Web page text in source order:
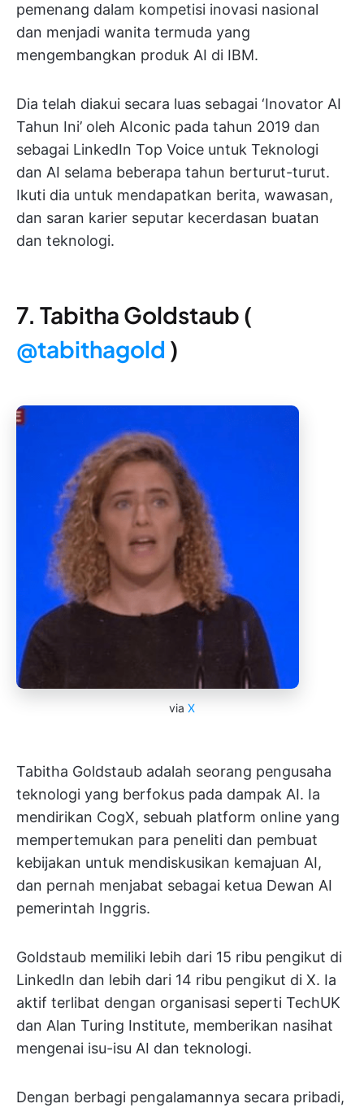
pemenang dalam kompetisi inovasi nasional
dan menjadi wanita termuda yang
mengembangkan produk AI di IBM.
Dia telah diakui secara luas sebagai ‘Inovator AI
Tahun Ini’ oleh AIconic pada tahun 2019 dan
sebagai LinkedIn Top Voice untuk Teknologi
dan AI selama beberapa tahun berturut-turut.
Ikuti dia untuk mendapatkan berita, wawasan,
dan saran karier seputar kecerdasan buatan
dan teknologi.
7. Tabitha Goldstaub (
@tabithagold )
via X
Tabitha Goldstaub adalah seorang pengusaha
teknologi yang berfokus pada dampak AI. Ia
mendirikan CogX, sebuah platform online yang
mempertemukan para peneliti dan pembuat
kebijakan untuk mendiskusikan kemajuan AI,
dan pernah menjabat sebagai ketua Dewan AI
pemerintah Inggris.
Goldstaub memiliki lebih dari 15 ribu pengikut di
LinkedIn dan lebih dari 14 ribu pengikut di X. Ia
aktif terlibat dengan organisasi seperti TechUK
dan Alan Turing Institute, memberikan nasihat
mengenai isu-isu AI dan teknologi.
Dengan berbagi pengalamannya secara pribadi,